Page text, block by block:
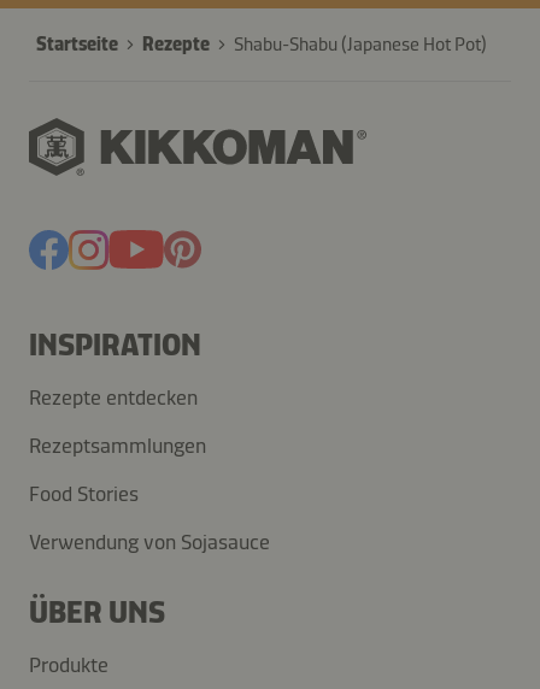
Startseite Rezepte Shabu-Shabu (Japanese Hot Pot)
INSPIRATION
Rezepte entdecken
Rezeptsammlungen
Food Stories
Verwendung von Sojasauce
ÜBER UNS
Produkte